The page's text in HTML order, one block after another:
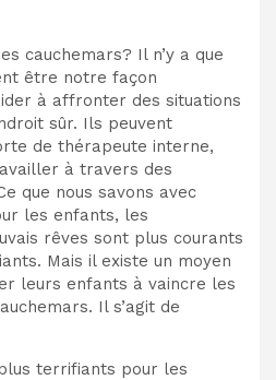
cauchemars? Il n’y a que
être notre façon
à affronter des situations
sûr. Ils peuvent
de thérapeute interne,
à travers des
que nous savons avec
les enfants, les
rêves sont plus courants
Mais il existe un moyen
leurs enfants à vaincre les
Il s’agit de
terrifiants pour les